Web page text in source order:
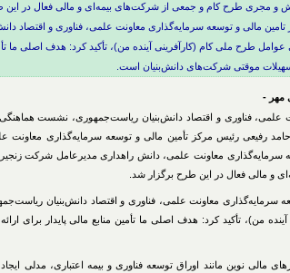
و مجری طرح کام و جمعی از شرکت‌های بیمه‌ای و مالی فعال در این
مالی و توسعه سرمایه‌گذاری معاونت علمی، فناوری و اقتصاد
طرح ملی کام (کارآفرینی آینده من)، تأکید کرد: هدف اصلی ما
تسهیلات موقتی شرکت‌های دانش‌بنیان است.
مهر -
علمی، فناوری و اقتصاد دانش‌بنیان ریاست‌جمهوری، نشست
رفیعی رئیس مرکز تأمین مالی و توسعه سرمایه‌گذاری معاونت
سرمایه‌گذاری معاونت علمی، دانش راهداری مدیرعامل شرکت
مالی فعال در این طرح برگزار شد.
سرمایه‌گذاری معاونت علمی، فناوری و اقتصاد دانش‌بنیان
من)، تأکید کرد: هدف اصلی ما تأمین منابع مالی پایدار برای
مالی نوین مانند اوراق توسعه فناوری و بیمه اعتباری، مدلی